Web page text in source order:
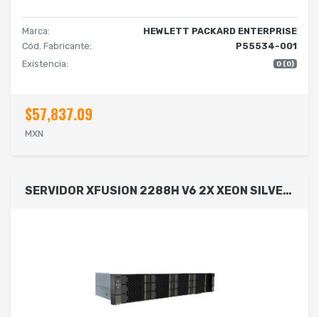
Marca:
HEWLETT PACKARD ENTERPRISE
Cód. Fabricante:
P55534-001
Existencia:
0 (0)
$57,837.09
MXN
SERVIDOR XFUSION 2288H V6 2X XEON SILVER 4310 12C 2.|GHZ /RAM 2X32GB 3200MHZ /SSD 2X480GB 2.5 SATA /RAID XR-450 2GB CACHE SUPER CAP /RED 2 PORTS 1GB RJ45/ PS 2X900W / IBMC